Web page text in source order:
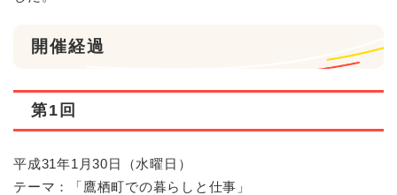
開催経過
第1回
平成31年1月30日（水曜日）
テーマ：「鷹栖町での暮らしと仕事」